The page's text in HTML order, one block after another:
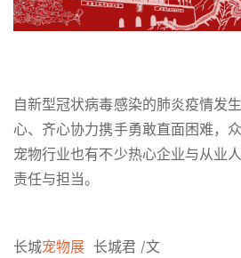
自新型冠状病毒感染的肺炎疫情发
心、齐心协力携手勇敢直面困难，
宠物行业也有不少热心企业与从业
责任与担当。
长城宠物展 长城君 /文